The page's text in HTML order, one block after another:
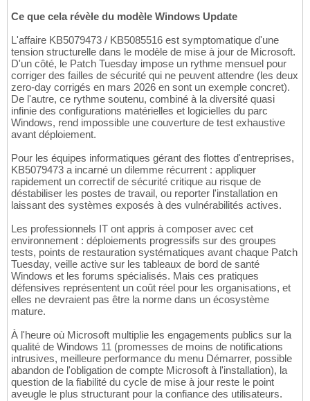
Ce que cela révèle du modèle Windows Update
L'affaire KB5079473 / KB5085516 est symptomatique d'une
tension structurelle dans le modèle de mise à jour de Microsoft.
D'un côté, le Patch Tuesday impose un rythme mensuel pour
corriger des failles de sécurité qui ne peuvent attendre (les deux
zero-day corrigés en mars 2026 en sont un exemple concret).
De l'autre, ce rythme soutenu, combiné à la diversité quasi
infinie des configurations matérielles et logicielles du parc
Windows, rend impossible une couverture de test exhaustive
avant déploiement.
Pour les équipes informatiques gérant des flottes d'entreprises,
KB5079473 a incarné un dilemme récurrent : appliquer
rapidement un correctif de sécurité critique au risque de
déstabiliser les postes de travail, ou reporter l'installation en
laissant des systèmes exposés à des vulnérabilités actives.
Les professionnels IT ont appris à composer avec cet
environnement : déploiements progressifs sur des groupes
tests, points de restauration systématiques avant chaque Patch
Tuesday, veille active sur les tableaux de bord de santé
Windows et les forums spécialisés. Mais ces pratiques
défensives représentent un coût réel pour les organisations, et
elles ne devraient pas être la norme dans un écosystème
mature.
À l'heure où Microsoft multiplie les engagements publics sur la
qualité de Windows 11 (promesses de moins de notifications
intrusives, meilleure performance du menu Démarrer, possible
abandon de l'obligation de compte Microsoft à l'installation), la
question de la fiabilité du cycle de mise à jour reste le point
aveugle le plus structurant pour la confiance des utilisateurs.